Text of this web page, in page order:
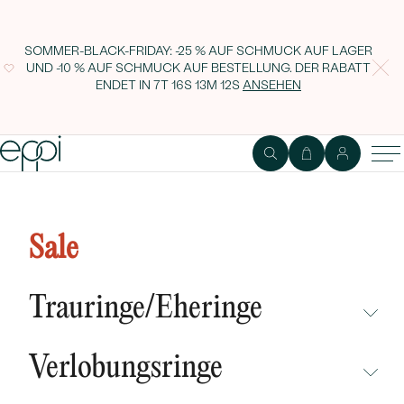
SOMMER-BLACK-FRIDAY: -25 % AUF SCHMUCK AUF LAGER
UND -10 % AUF SCHMUCK AUF BESTELLUNG. DER RABATT
ENDET IN7T 16S 13M 11S ANSEHEN
Sale
Trauringe/Eheringe
NEUHEITEN
Verlobungsringe
Halbmond Aibek